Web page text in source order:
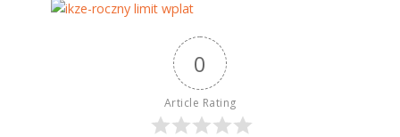
0
Article Rating